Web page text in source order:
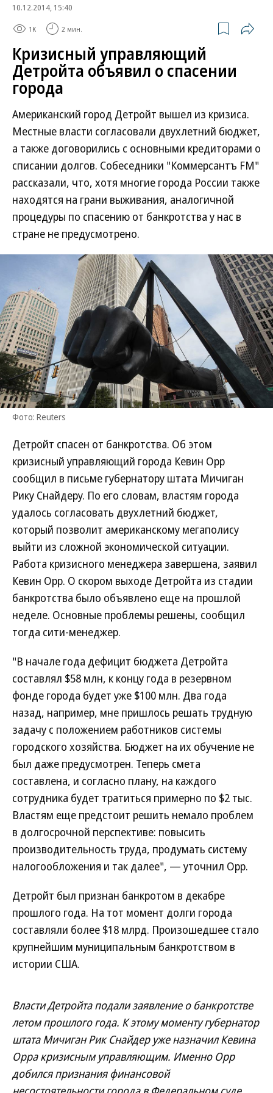
10.12.2014, 15:40
1K 2 мин.
Кризисный управляющий
Детройта объявил о спасении
города
Американский город Детройт вышел из кризиса.
Местные власти согласовали двухлетний бюджет,
а также договорились с основными кредиторами о
списании долгов. Собеседники "Коммерсантъ FM"
рассказали, что, хотя многие города России также
находятся на грани выживания, аналогичной
процедуры по спасению от банкротства у нас в
стране не предусмотрено.
Фото: Reuters
Детройт спасен от банкротства. Об этом
кризисный управляющий города Кевин Орр
сообщил в письме губернатору штата Мичиган
Рику Снайдеру. По его словам, властям города
удалось согласовать двухлетний бюджет,
который позволит американскому мегаполису
выйти из сложной экономической ситуации.
Работа кризисного менеджера завершена, заявил
Кевин Орр. О скором выходе Детройта из стадии
банкротства было объявлено еще на прошлой
неделе. Основные проблемы решены, сообщил
тогда сити-менеджер.
"В начале года дефицит бюджета Детройта
составлял $58 млн, к концу года в резервном
фонде города будет уже $100 млн. Два года
назад, например, мне пришлось решать трудную
задачу с положением работников системы
городского хозяйства. Бюджет на их обучение не
был даже предусмотрен. Теперь смета
составлена, и согласно плану, на каждого
сотрудника будет тратиться примерно по $2 тыс.
Властям еще предстоит решить немало проблем
в долгосрочной перспективе: повысить
производительность труда, продумать систему
налогообложения и так далее", — уточнил Орр.
Детройт был признан банкротом в декабре
прошлого года. На тот момент долги города
составляли более $18 млрд. Произошедшее стало
крупнейшим муниципальным банкротством в
истории США.
Власти Детройта подали заявление о банкротстве
летом прошлого года. К этому моменту губернатор
штата Мичиган Рик Снайдер уже назначил Кевина
Орра кризисным управляющим. Именно Орр
добился признания финансовой